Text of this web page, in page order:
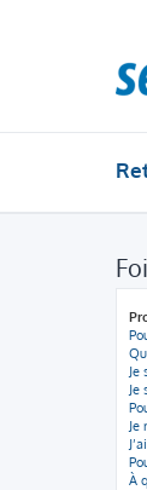
Je
Je
Je
À